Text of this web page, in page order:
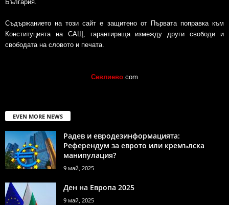
България.
Съдържанието на този сайт е защитено от Първата поправка към
Конституцията на САЩ, гарантираща измежду други свободи и
свободата на словото и печата.
Севлиево.com
EVEN MORE NEWS
Радев и евродезинформацията:
Референдум за еврото или кремълска
манипулация?
9 май, 2025
Ден на Европа 2025
9 май, 2025